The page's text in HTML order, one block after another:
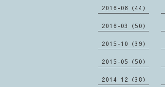
2016-08（44）
2016-03（50）
2015-10（39）
2015-05（50）
2014-12（38）